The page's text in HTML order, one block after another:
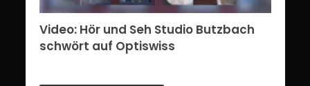
Video: Hör und Seh Studio Butzbach
schwört auf Optiswiss